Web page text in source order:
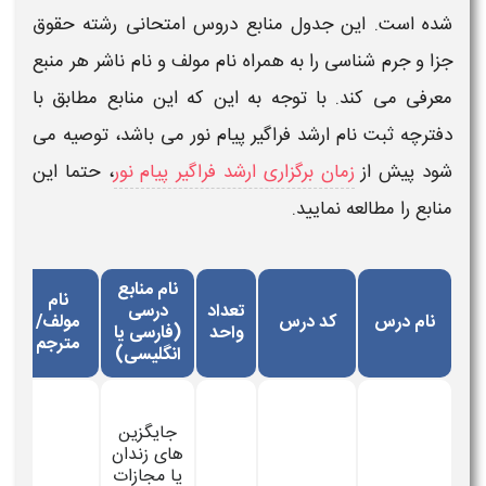
شده است. این جدول منابع دروس امتحانی رشته حقوق
جزا و جرم شناسی را به همراه نام مولف و نام ناشر هر منبع
معرفی می کند. با توجه به این که این منابع مطابق با
دفترچه ثبت نام ارشد فراگیر پیام نورمی باشد، توصیه می
شود پیش از زمان برگزاری ارشد فراگیر پیام نور، حتما این
منابع را مطالعه نمایید.
نام درس کد درس تعداد
واحد
نام منابع
درسی
(فارسی یا
انگلیسی)
نام
مولف/
مترجم
جايگزين
های زندان
يا مجازات